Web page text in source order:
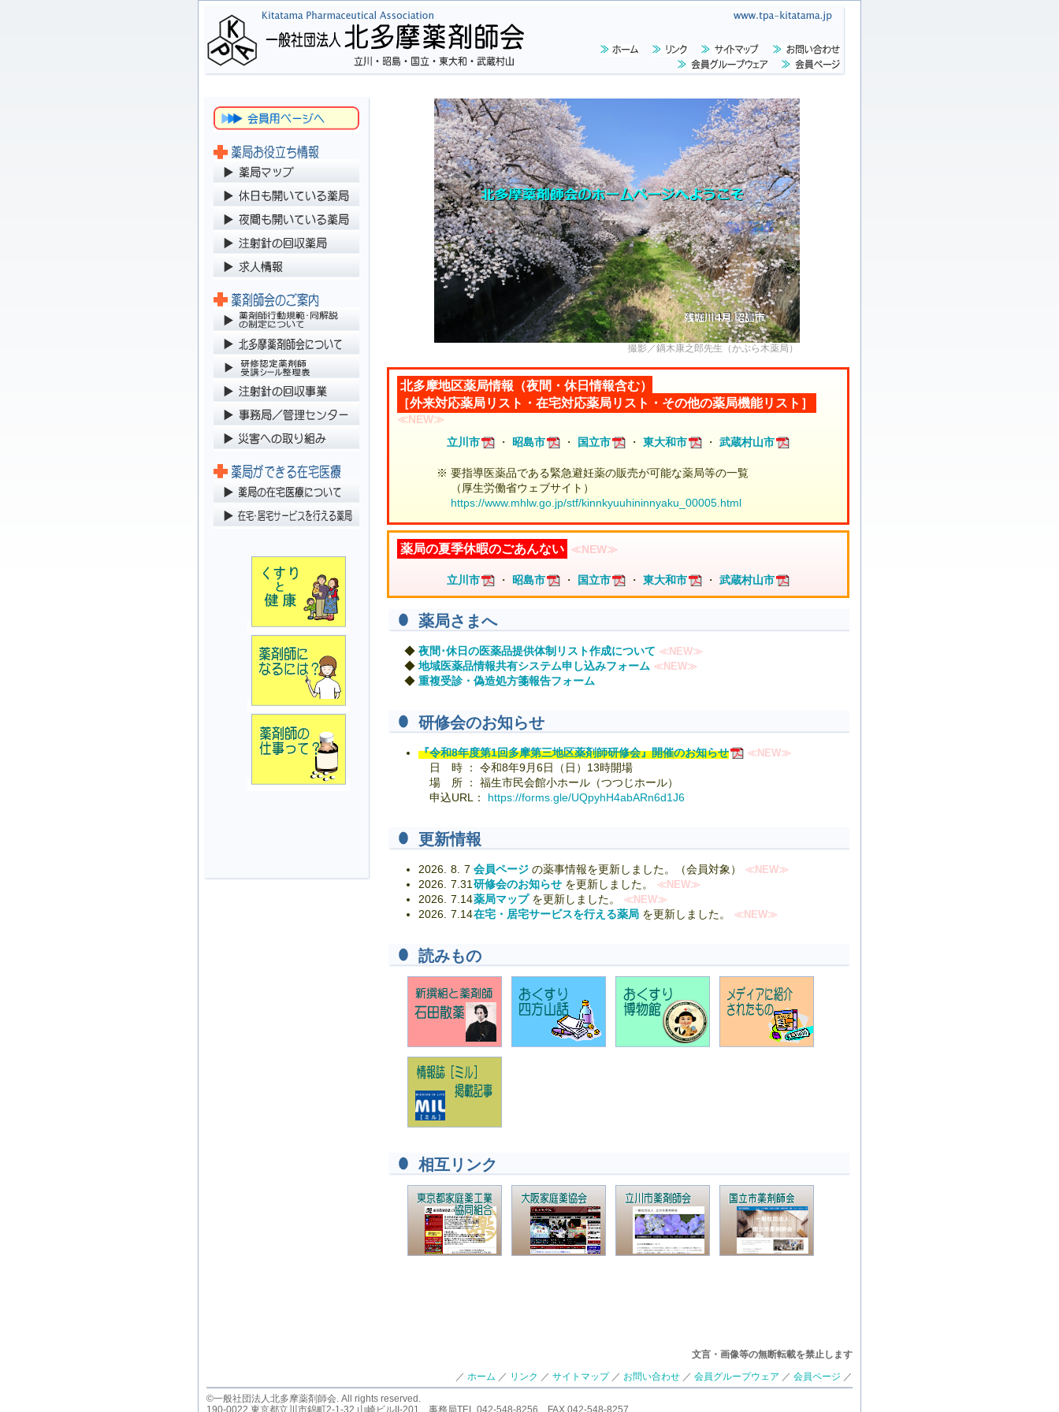
撮影／鏑木康之郎先生（かぶら木薬局）
北多摩地区薬局情報（夜間・休日情報含む）
［外来対応薬局リスト・在宅対応薬局リスト・その他の薬局機能リスト］
≪NEW≫
立川市
・ 昭島市 ・ 国立市 ・ 東大和市 ・ 武蔵村山市
※ 要指導医薬品である緊急避妊薬の販売が可能な薬局等の一覧
（厚生労働省ウェブサイト）
https://www.mhlw.go.jp/stf/kinnkyuuhininnyaku_00005.html
薬局の夏季休暇のごあんない ≪NEW≫
立川市 ・ 昭島市 ・ 国立市 ・ 東大和市 ・ 武蔵村山市
薬局さまへ
夜間･休日の医薬品提供体制リスト作成について ≪NEW≫
地域医薬品情報共有システム申し込みフォーム ≪NEW≫
重複受診・偽造処方箋報告フォーム
研修会のお知らせ
『令和8年度第1回多摩第三地区薬剤師研修会』開催のお知らせ ≪NEW≫
日 時 ： 令和8年9月6日（日）13時開場
場 所 ： 福生市民会館小ホール（つつじホール）
申込URL： https://forms.gle/UQpyhH4abARn6d1J6
更新情報
2026. 8. 7 会員ページ の薬事情報を更新しました。（会員対象） ≪NEW≫
2026. 7.31 研修会のお知らせ を更新しました。 ≪NEW≫
2026. 7.14薬局マップを更新しました。 ≪NEW≫
2026. 7.14在宅・居宅サービスを行える薬局 を更新しました。 ≪NEW≫
読みもの
相互リンク
文言・画像等の無断転載を禁止します
／ ホーム ／ リンク ／ サイトマップ／ お問い合わせ ／ 会員グループウェア ／ 会員ページ ／
©一般社団法人北多摩薬剤師会. All rights reserved.
190-0022 東京都立川市錦町2-1-32 山崎ビルII-201 事務局TEL 042-548-8256 FAX 042-548-8257